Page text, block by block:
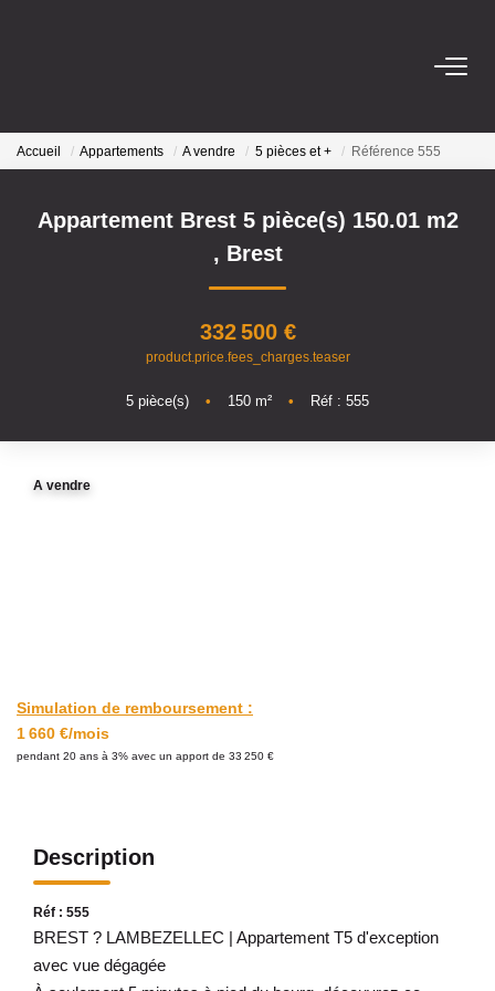
ESTIMER
Accueil Appartements A vendre 5 pièces et + Référence 555
Appartement Brest 5 pièce(s) 150.01 m2
, Brest
332 500 €
product.price.fees_charges.teaser
5 pièce(s) • 150 m² • Réf : 555
A vendre
Simulation de remboursement :
1 660 €/mois
pendant 20 ans à 3% avec un apport de 33 250 €
Description
Réf : 555
BREST ? LAMBEZELLEC | Appartement T5 d'exception
avec vue dégagée